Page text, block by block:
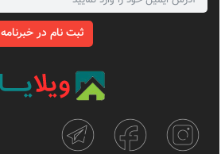
ثبت نام در خبرنامه